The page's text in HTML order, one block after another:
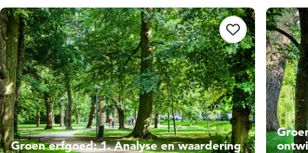
Groen erfgoed: 1. Analyse en waardering